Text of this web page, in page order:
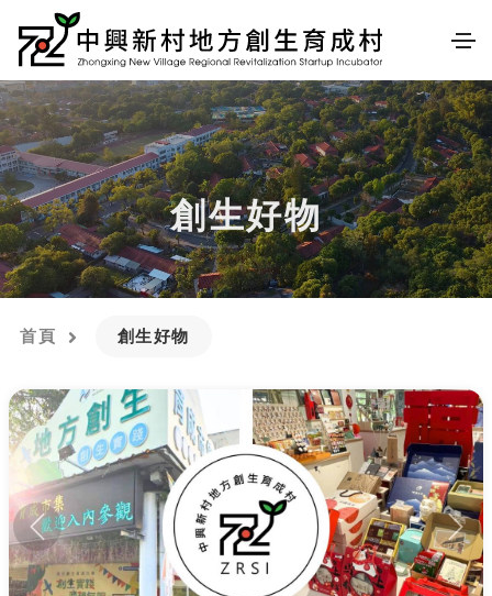
創生好物
首頁 創生好物
Previous Next